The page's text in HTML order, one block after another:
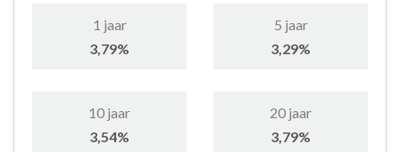
1 jaar
3,79%
5 jaar
3,29%
10 jaar
3,54%
20 jaar
3,79%